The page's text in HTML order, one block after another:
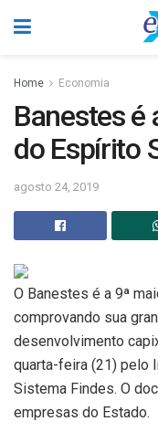
Home Economia
Banestes é
do Espírito
agosto 24, 2019
O Banestes é a 9ª
comprovando sua
desenvolvimento
quarta-feira (21) pelo
Sistema Findes. O
empresas do Estado.